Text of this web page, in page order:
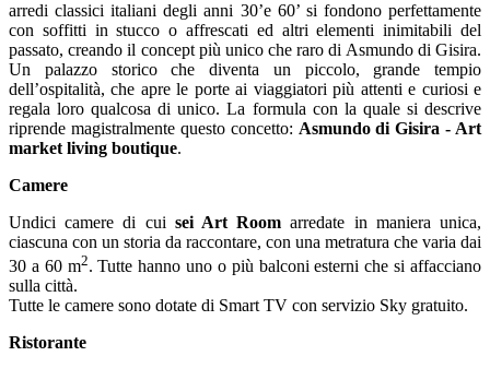
arredi classici italiani degli anni 30’e 60’ si fondono perfettamente
con soffitti in stucco o affrescati ed altri elementi inimitabili del
passato, creando il concept più unico che raro di Asmundo di Gisira.
Un palazzo storico che diventa un piccolo, grande tempio
dell’ospitalità, che apre le porte ai viaggiatori più attenti e curiosi e
regala loro qualcosa di unico. La formula con la quale si descrive
riprende magistralmente questo concetto: Asmundo di Gisira - Art
market living boutique.
Camere
Undici camere di cui sei Art Room arredate in maniera unica,
ciascuna con un storia da raccontare, con una metratura che varia dai
30 a 60 m2. Tutte hanno uno o più balconi esterni che si affacciano
sulla città.
Tutte le camere sono dotate di Smart TV con servizio Sky gratuito.
Ristorante